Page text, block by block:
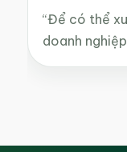
“Để có thể
doanh